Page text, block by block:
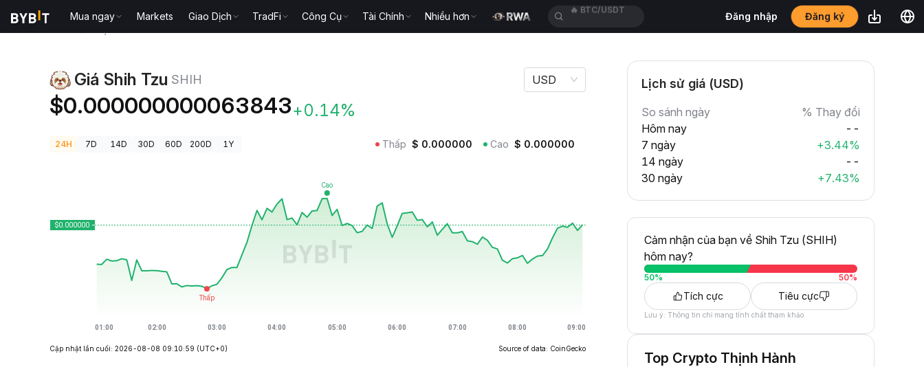
Mua ngay Markets Giao Dịch TradFi Công Cụ Tài Chính Nhiều hơn 🔥 TUTUSDT Đăng nhập Đăng ký
Giá Shih Tzu SHIH
$0.000000000063843+0.14%
USD
24H 7D 14D 30D 60D 200D 1Y Thấp $ 0.000000 Cao $ 0.000000
Cập nhật lần cuối: 2026-08-08 09:10:59 (UTC+0) Source of data: CoinGecko
Lịch sử giá (USD)
So sánh ngày
% Thay đổi
Hôm nay
--
7 ngày
+3.44%
14 ngày
--
30 ngày
+7.43%
Cảm nhận của bạn về Shih Tzu (SHIH)
hôm nay?
50% 50%
Tích cực Tiêu cực
Lưu ý: Thông tin chỉ mang tính chất tham khảo.
Top Crypto Thịnh Hành